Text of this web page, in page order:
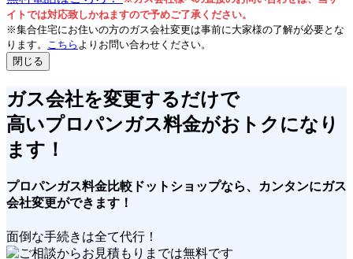
イトでは対応致しかねますので予めご了承ください。
※集合住宅にお住いの方のガス会社変更は事前に大家様の了解が必要とな
ります。 こちら よりお問い合わせください。
閉じる
ガス会社を変更するだけで
高いプロパンガス料金がおトクになり
ます！
プロパンガス料金比較ドットショップなら、 カンタンにガス
会社変更ができます！
面倒な手続きは全て代行！